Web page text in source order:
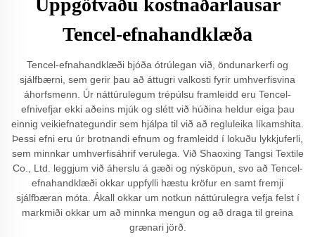
Uppgötvaðu kostnaðarlausar
Tencel-efnahandklæða
Tencel-efnahandklæði bjóða ótrúlegan við, öndunarkerfi og
sjálfbærni, sem gerir þau að áttugri valkosti fyrir umhverfisvina
áhorfsmenn. Úr náttúrulegum trépúlsu framleidd eru Tencel-
efnivefjar ekki aðeins mjúk og slétt við húðina heldur eiga þau
einnig veikiefnategundir sem hjálpa til við að regluleika líkamshita.
Þessi efni eru úr brotnandi efnum og framleidd í lokuðu lykkjuferli,
sem minnkar umhverfisáhrif verulega. Við Shaoxing Tangsi Textile
Co., Ltd. leggjum við áherslu á gæði og nýsköpun, svo að Tencel-
efnahandklæði okkar uppfylli hæstu kröfur en samt fremji
sjálfbæran móta. Ákall okkar um notkun náttúrulegra vefja felst í
markmiði okkar um að minnka mengun og að draga til greina
grænari jörð.